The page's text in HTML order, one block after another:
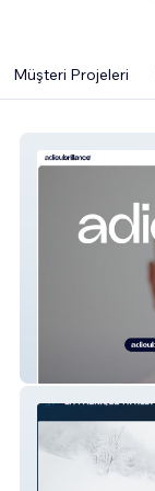
Müşteri Projeleri